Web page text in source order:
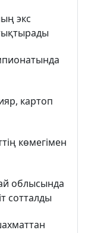
экс
картоп
көмегімен
облысында
сотталды